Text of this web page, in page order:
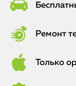
Ремонт
Только